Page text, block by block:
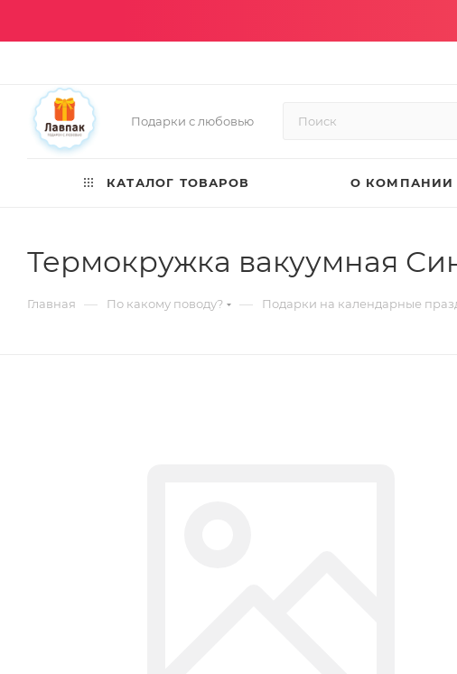
Подарки с любовью
КАТАЛОГ ТОВАРОВ О КОМПАНИИ
Термокружка вакуумная
Главная — По какому поводу? — Подарки на календарные